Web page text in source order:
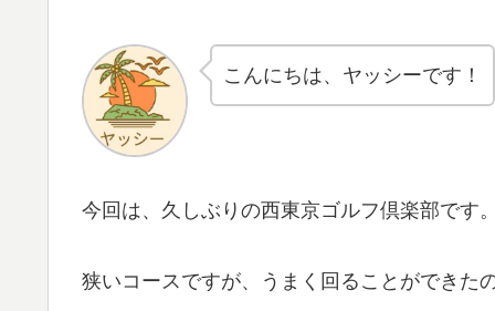
こんにちは、ヤッシーです！
今回は、久しぶりの西東京ゴルフ倶楽部です
狭いコースですが、うまく回ることができた